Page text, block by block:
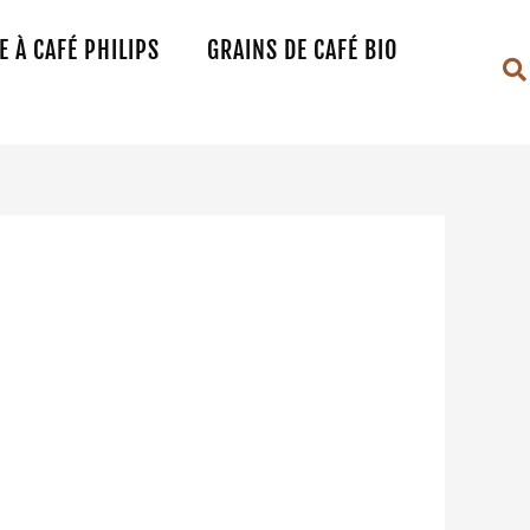
À CAFÉ PHILIPS GRAINS DE CAFÉ BIO